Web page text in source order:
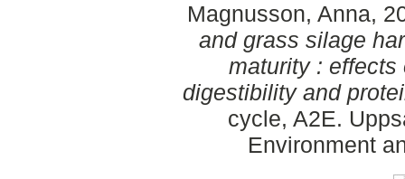
Magnusson, Anna,
and grass silage
maturity :
digestibility and
cycle, A2E.
Environment